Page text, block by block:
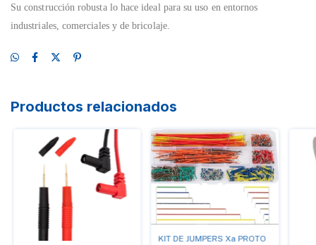
Su construcción robusta lo hace ideal para su uso en entornos
industriales, comerciales y de bricolaje.
Productos relacionados
KIT DE JUMPERS Xa PROTO